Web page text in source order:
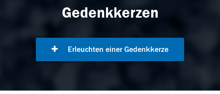
Gedenkkerzen
Erleuchten einer Gedenkkerze